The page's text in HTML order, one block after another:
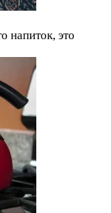
напиток, это